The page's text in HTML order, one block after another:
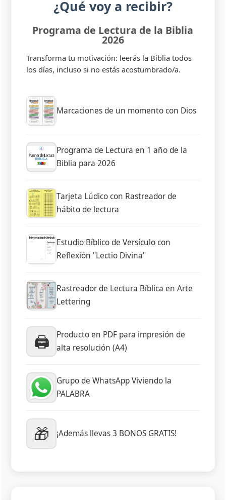
¿Qué voy a recibir?
Programa de Lectura de la Biblia
2026
Transforma tu motivación: leerás la Biblia todos
los días, incluso si no estás acostumbrado/a.
Marcaciones de un momento con Dios
Programa de Lectura en 1 año de la
Biblia para 2026
Tarjeta Lúdico con Rastreador de
hábito de lectura
Estudio Bíblico de Versículo con
Reflexión "Lectio Divina"
Rastreador de Lectura Bíblica en Arte
Lettering
🖨️
Producto en PDF para impresión de
alta resolución (A4)
Grupo de WhatsApp Viviendo la
PALABRA
🎁 ¡Además llevas 3 BONOS GRATIS!